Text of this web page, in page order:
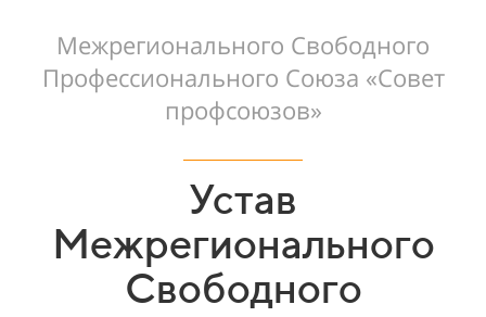
Межрегионального Свободного
Профессионального Союза «Совет
профсоюзов»
Устав
Межрегионального
Свободного